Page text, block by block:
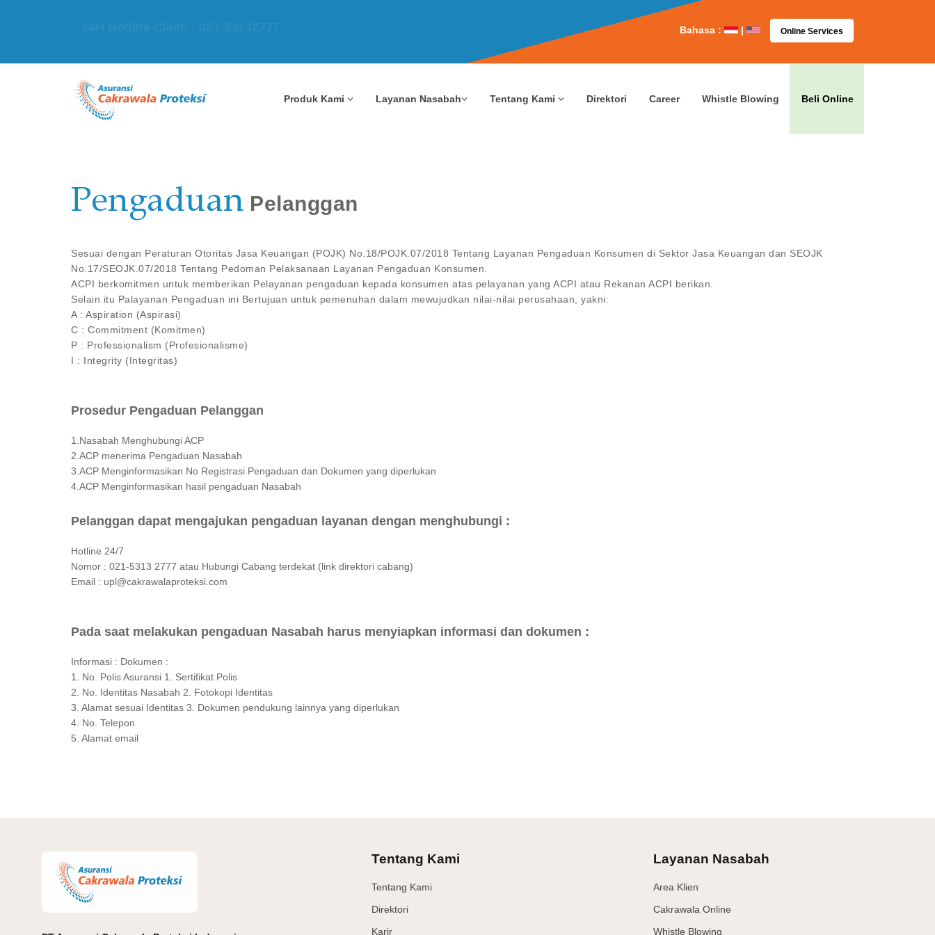
Bahasa : | Online Services
Produk Kami Layanan Nasabah Tentang Kami Direktori Career Whistle Blowing Beli Online
Pengaduan Pelanggan
Sesuai dengan Peraturan Otoritas Jasa Keuangan (POJK) No.18/POJK.07/2018 Tentang Layanan Pengaduan Konsumen di Sektor Jasa Keuangan dan SEOJK
No.17/SEOJK.07/2018 Tentang Pedoman Pelaksanaan Layanan Pengaduan Konsumen.
ACPI berkomitmen untuk memberikan Pelayanan pengaduan kepada konsumen atas pelayanan yang ACPI atau Rekanan ACPI berikan.
Selain itu Palayanan Pengaduan ini Bertujuan untuk pemenuhan dalam mewujudkan nilai-nilai perusahaan, yakni:
A : Aspiration (Aspirasi)
C : Commitment (Komitmen)
P : Professionalism (Profesionalisme)
I : Integrity (Integritas)
Prosedur Pengaduan Pelanggan
1.Nasabah Menghubungi ACP
2.ACP menerima Pengaduan Nasabah
3.ACP Menginformasikan No Registrasi Pengaduan dan Dokumen yang diperlukan
Pelanggan dapat mengajukan pengaduan layanan dengan menghubungi :
Hotline 24/7
Nomor : 021-5313 2777 atau Hubungi Cabang terdekat (link direktori cabang)
Email : upl@cakrawalaproteksi.com
Pada saat melakukan pengaduan Nasabah harus menyiapkan informasi dan dokumen :
Informasi : Dokumen :
1. No. Polis Asuransi 1. Sertifikat Polis
2. No. Identitas Nasabah 2. Fotokopi Identitas
3. Alamat sesuai Identitas 3. Dokumen pendukung lainnya yang diperlukan
4. No. Telepon
5. Alamat email
Tentang Kami
Tentang Kami
Direktori
Karir
Layanan Nasabah
Area Klien
Cakrawala Online
Whistle Blowing